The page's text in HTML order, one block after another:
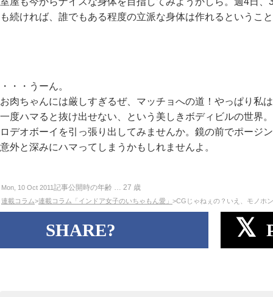
も続ければ、誰でもある程度の立派な身体は作れるというこ
・・・うーん。
お肉ちゃんには厳しすぎるぜ、マッチョへの道！やっぱり私
一度ハマると抜け出せない、という美しきボディビルの世界
ロデオボーイを引っ張り出してみませんか。鏡の前でポージ
意外と深みにハマってしまうかもしれませんよ。
Mon, 10 Oct 2011記事公開時の年齢 … 27 歳
連載コラム>連載コラム「インドア女子のいちゃもん愛」 >CGじゃねぇの？いえ、モノホ
SHARE?